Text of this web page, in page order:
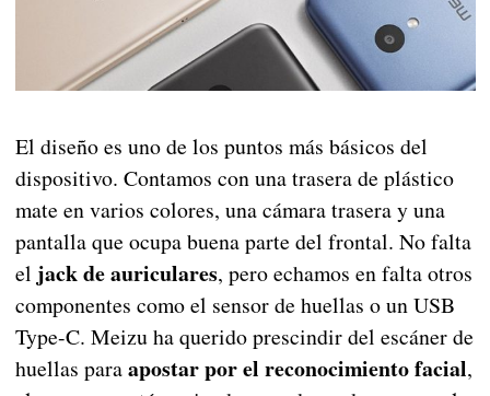
El diseño es uno de los puntos más básicos del
dispositivo. Contamos con una trasera de plástico
mate en varios colores, una cámara trasera y una
pantalla que ocupa buena parte del frontal. No falta
el jack de auriculares, pero echamos en falta otros
componentes como el sensor de huellas o un USB
Type-C. Meizu ha querido prescindir del escáner de
huellas paraapostar por el reconocimiento facial,